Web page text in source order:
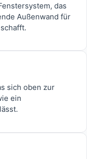
das
Außenwand für
sich oben zur
ein